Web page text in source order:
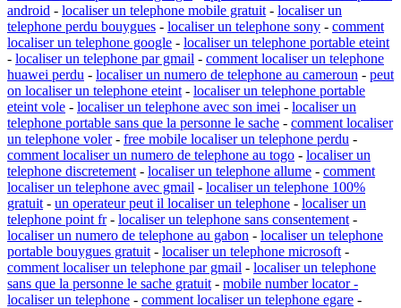
android - localiser un telephone mobile gratuit - localiser un
telephone perdu bouygues - localiser un telephone sony - comment
localiser un telephone google - localiser un telephone portable eteint
- localiser un telephone par gmail - comment localiser un telephone
huawei perdu - localiser un numero de telephone au cameroun - peut
on localiser un telephone eteint - localiser un telephone portable
eteint vole - localiser un telephone avec son imei - localiser un
telephone portable sans que la personne le sache - comment localiser
un telephone voler- free mobile localiser un telephone perdu -
comment localiser un numero de telephone au togo - localiser un
telephone discretement - localiser un telephone allume - comment
localiser un telephone avec gmail - localiser un telephone 100%
gratuit - un operateur peut il localiser un telephone - localiser un
telephone point fr- localiser un telephone sans consentement -
localiser un numero de telephone au gabon - localiser un telephone
portable bouygues gratuit - localiser un telephone microsoft -
comment localiser un telephone par gmail - localiser un telephone
sans que la personne le sache gratuit - mobile number locator -
localiser un telephone - comment localiser un telephone egare -